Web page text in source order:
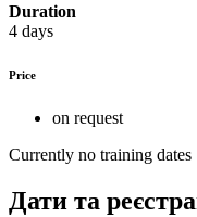
Duration
4 days
Price
on request
Currently no training dates
Дати та